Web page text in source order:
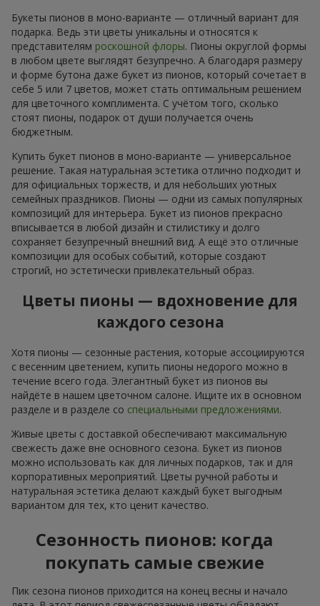
Букеты пионов в моно-варианте — отличный вариант для
подарка. Ведь эти цветы уникальны и относятся к
представителям роскошной флоры. Пионы округлой формы
в любом цвете выглядят безупречно. А благодаря размеру
и форме бутона даже букет из пионов, который сочетает в
себе 5 или 7 цветов, может стать оптимальным решением
для цветочного комплимента. С учётом того, сколько
стоят пионы, подарок от души получается очень
бюджетным.
Купить букет пионов в моно-варианте — универсальное
решение. Такая натуральная эстетика отлично подходит и
для официальных торжеств, и для небольших уютных
семейных праздников. Пионы — одни из самых популярных
композиций для интерьера. Букет из пионов прекрасно
вписывается в любой дизайн и стилистику и долго
сохраняет безупречный внешний вид. А ещё это отличные
композиции для особых событий, которые создают
строгий, но эстетически привлекательный образ.
Цветы пионы — вдохновение для
каждого сезона
Хотя пионы — сезонные растения, которые ассоциируются
с весенним цветением, купить пионы недорого можно в
течение всего года. Элегантный букет из пионов вы
найдёте в нашем цветочном салоне. Ищите их в основном
разделе и в разделе со специальными предложениями.
Живые цветы с доставкой обеспечивают максимальную
свежесть даже вне основного сезона. Букет из пионов
можно использовать как для личных подарков, так и для
корпоративных мероприятий. Цветы ручной работы и
натуральная эстетика делают каждый букет выгодным
вариантом для тех, кто ценит качество.
Сезонность пионов: когда
покупать самые свежие
Пик сезона пионов приходится на конец весны и начало